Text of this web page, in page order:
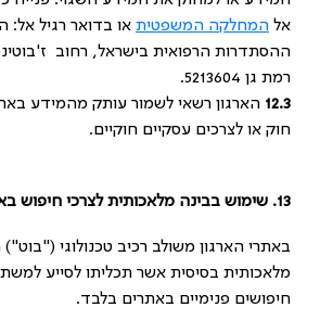
אל המחלקה המשפטית או בדואר רגיל
רמת גן 5213604.
12.3 הארגון רשאי לשמור עותק מהמידע
חוק או לצרכים עסקיים חוקיים.
13. שימוש בבינה מלאכותית לצרכי חיפוש
באתרי הארגון משולב רכיב טכנולוגי
מלאכותית בסיסית אשר תכליתו לסייע
חיפושים פנימיים באתרים בלבד.